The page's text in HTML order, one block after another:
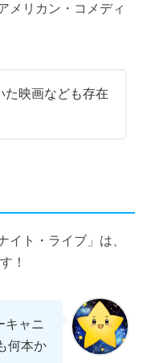
メリカン・コメディ
た映画なども存在
ト・ライブ」は、
！
キャニ
何本か